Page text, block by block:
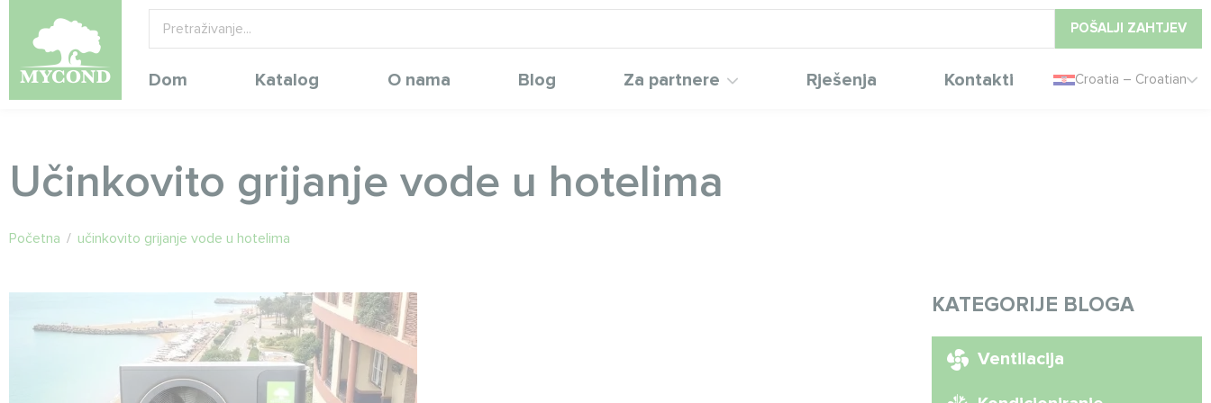
POŠALJI ZAHTJEV
Dom Katalog O nama Blog Za partnere Rješenja Kontakti Croatia – Croatian
Učinkovito grijanje vode u hotelima
Početna / učinkovito grijanje vode u hotelima
KATEGORIJE BLOGA
Ventilacija